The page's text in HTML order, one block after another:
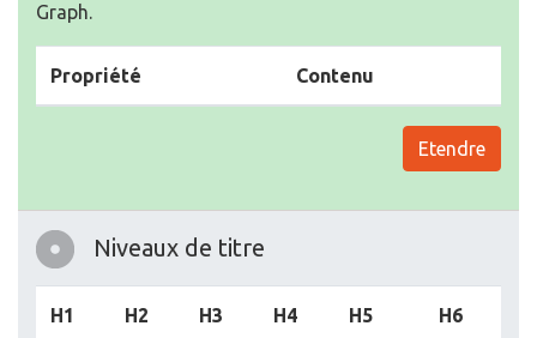
Graph.
Propriété Contenu
Etendre
Niveaux de titre
H1 H2 H3 H4 H5 H6